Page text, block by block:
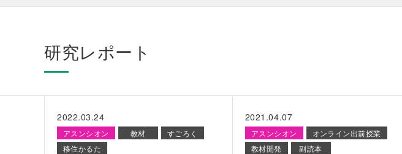
研究レポート
2022.03.24
アスンシオン 教材
すごろく
移住かるた
2021.04.07
アスンシオン
オンライン出前授業
教材開発
副読本